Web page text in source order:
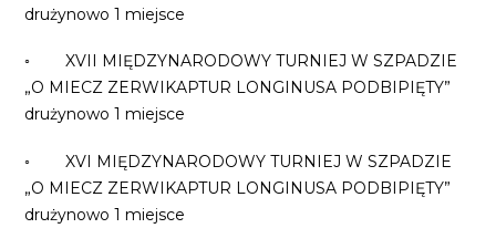
drużynowo 1 miejsce
◦ XVII MIĘDZYNARODOWY TURNIEJ W SZPADZIE
„O MIECZ ZERWIKAPTUR LONGINUSA PODBIPIĘTY”
drużynowo 1 miejsce
◦ XVI MIĘDZYNARODOWY TURNIEJ W SZPADZIE
„O MIECZ ZERWIKAPTUR LONGINUSA PODBIPIĘTY”
drużynowo 1 miejsce